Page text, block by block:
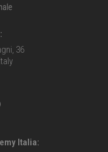
36
Italia: